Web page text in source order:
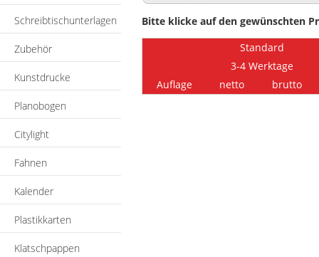
Schreibtischunterlagen
Zubehör
Kunstdrucke
Planobogen
Citylight
Fahnen
Kalender
Plastikkarten
Klatschpappen
Bitte klicke auf den gewünschten
Standard
3-4 Werktage
Auflage
netto brutto